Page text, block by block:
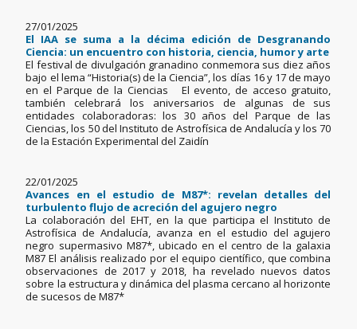
27/01/2025
El IAA se suma a la décima edición de Desgranando
Ciencia: un encuentro con historia, ciencia, humor y arte
El festival de divulgación granadino conmemora sus diez años
bajo el lema “Historia(s) de la Ciencia”, los días 16 y 17 de mayo
en el Parque de la Ciencias El evento, de acceso gratuito,
también celebrará los aniversarios de algunas de sus
entidades colaboradoras: los 30 años del Parque de las
Ciencias, los 50 del Instituto de Astrofísica de Andalucía y los 70
de la Estación Experimental del Zaidín
22/01/2025
Avances en el estudio de M87*: revelan detalles del
turbulento flujo de acreción del agujero negro
La colaboración del EHT, en la que participa el Instituto de
Astrofísica de Andalucía, avanza en el estudio del agujero
negro supermasivo M87*, ubicado en el centro de la galaxia
M87 El análisis realizado por el equipo científico, que combina
observaciones de 2017 y 2018, ha revelado nuevos datos
sobre la estructura y dinámica del plasma cercano al horizonte
de sucesos de M87*